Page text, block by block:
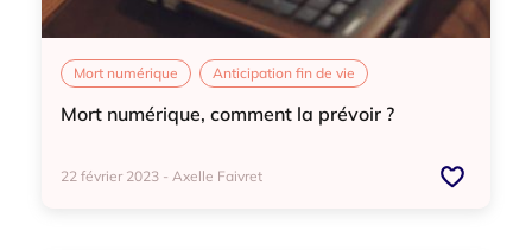
Mort numérique Anticipation fin de vie
Mort numérique, comment la prévoir ?
22 février 2023 - Axelle Faivret